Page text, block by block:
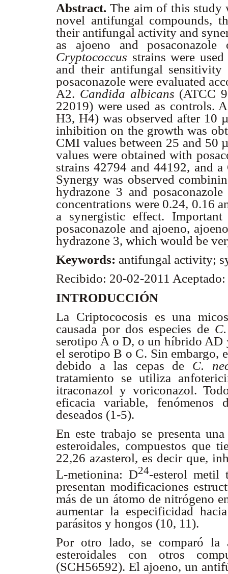
Abstract.The aim of this study
novel antifungal compounds,
their antifungal activity and
as ajoeno and
Cryptococcus strains were
and their antifungal
posaconazole were evaluated
A2. Candida albicans (ATCC
22019) were used as controls.
H3, H4) was observed after
inhibition on the growth was
CMI values between 25 and 50
values were obtained with
strains 42794 and 44192, and
Synergy was observed
hydrazone 3 and
concentrations were 0.24, 0.16
a synergistic effect.
posaconazole and ajoeno,
hydrazone 3, which would be
Keywords: antifungal activity;
Recibido: 20-02-2011
INTRODUCCIÓN
La Criptococosis es una
causada por dos especies de
serotipo A o D, o un híbrido
el serotipo B o C. Sin embargo,
debido a las cepas de C.
tratamiento se utiliza
itraconazol y voriconazol.
eficacia variable, fenómenos
deseados (1-5).
En este trabajo se presenta
esteroidales, compuestos que
22,26 azasterol, es decir que,
L-metionina:D24-esterol metil
presentan modificaciones
más de un átomo de nitrógeno
aumentar la especificidad
parásitos y hongos (10, 11).
Por otro lado, se comparó la
esteroidales con otros
(SCH56592). El ajoeno, un